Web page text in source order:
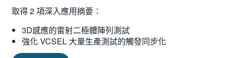
取得 2 項深入應用摘要：
3D感應的雷射二極體陣列測試
強化 VCSEL 大量生產測試的觸發同步化